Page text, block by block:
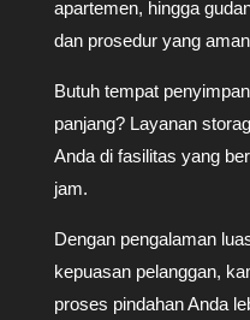
apartemen, hingga
dan prosedur yang
Butuh tempat
panjang? Layanan
Anda di fasilitas yang
jam.
Dengan pengalaman
kepuasan pelanggan,
proses pindahan Anda